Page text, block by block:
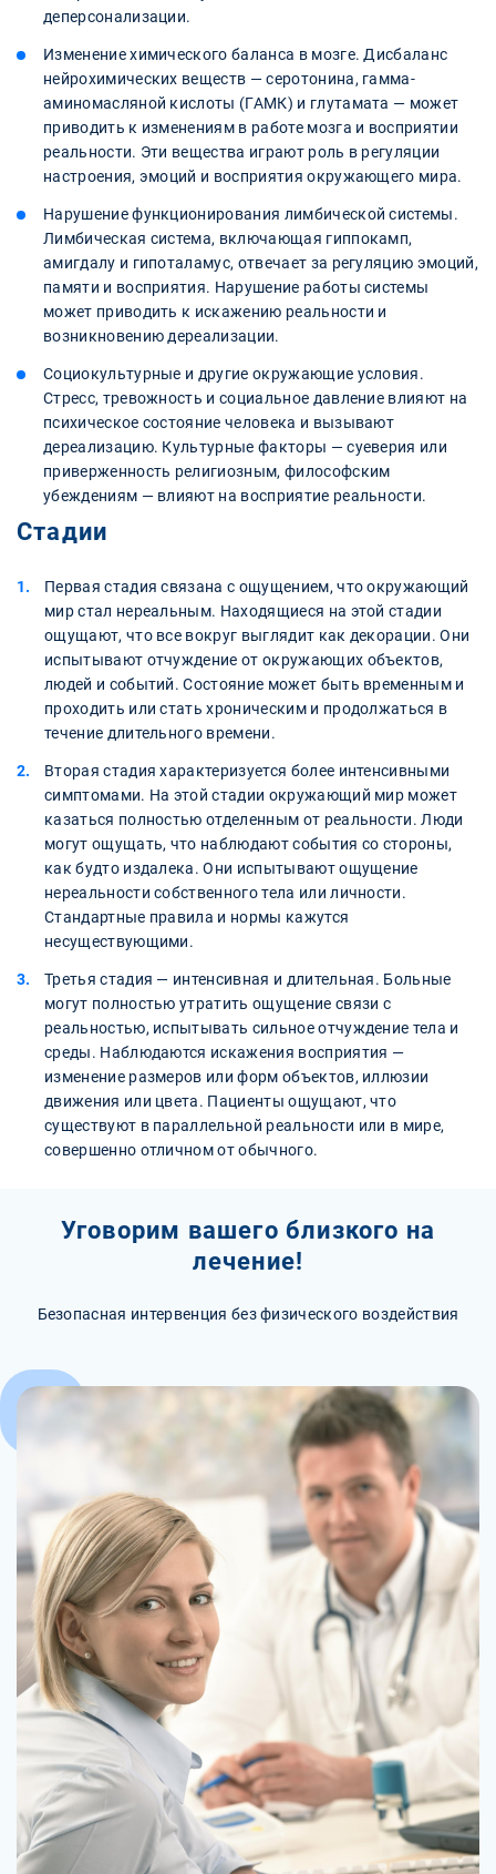
деперсонализации.
Изменение химического баланса в мозге. Дисбаланс
нейрохимических веществ — серотонина, гамма-
аминомасляной кислоты (ГАМК) и глутамата — может
приводить к изменениям в работе мозга и восприятии
реальности. Эти вещества играют роль в регуляции
настроения, эмоций и восприятия окружающего мира.
Нарушение функционирования лимбической системы.
Лимбическая система, включающая гиппокамп,
амигдалу и гипоталамус, отвечает за регуляцию эмоций,
памяти и восприятия. Нарушение работы системы
может приводить к искажению реальности и
возникновению дереализации.
Социокультурные и другие окружающие условия.
Стресс, тревожность и социальное давление влияют на
психическое состояние человека и вызывают
дереализацию. Культурные факторы — суеверия или
приверженность религиозным, философским
убеждениям — влияют на восприятие реальности.
Стадии
Первая стадия связана с ощущением, что окружающий
мир стал нереальным. Находящиеся на этой стадии
ощущают, что все вокруг выглядит как декорации. Они
испытывают отчуждение от окружающих объектов,
людей и событий. Состояние может быть временным и
проходить или стать хроническим и продолжаться в
течение длительного времени.
Вторая стадия характеризуется более интенсивными
симптомами. На этой стадии окружающий мир может
казаться полностью отделенным от реальности. Люди
могут ощущать, что наблюдают события со стороны,
как будто издалека. Они испытывают ощущение
нереальности собственного тела или личности.
Стандартные правила и нормы кажутся
несуществующими.
Третья стадия — интенсивная и длительная. Больные
могут полностью утратить ощущение связи с
реальностью, испытывать сильное отчуждение тела и
среды. Наблюдаются искажения восприятия —
изменение размеров или форм объектов, иллюзии
движения или цвета. Пациенты ощущают, что
существуют в параллельной реальности или в мире,
совершенно отличном от обычного.
Уговорим вашего близкого на
лечение!
Безопасная интервенция без физического воздействия